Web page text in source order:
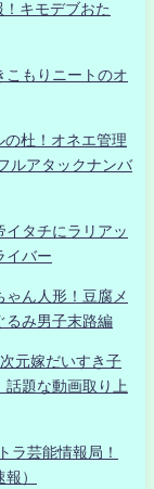
キモデブおた
もりニートのオ
の杜！オネエ管理
ルアタックナンバ
イタチにラリアッ
イバー
ん人形！豆腐メ
るみ男子末路編
元嫁だいすき子
題な動画取り上
ラ芸能情報局！
）